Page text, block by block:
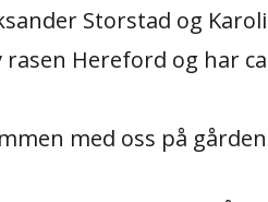
Storstad og
Hereford og har
med oss på